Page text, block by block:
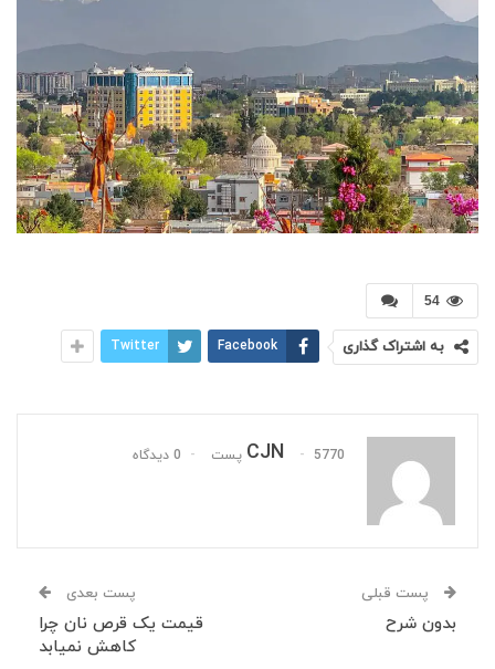
54
به اشتراک گذاری Facebook
Twitter
CJN 5770 پست 0 دیدگاه
پست قبلی
بدون شرح
پست بعدی
قیمت یک قرص نان چرا
کاهش نمیابد